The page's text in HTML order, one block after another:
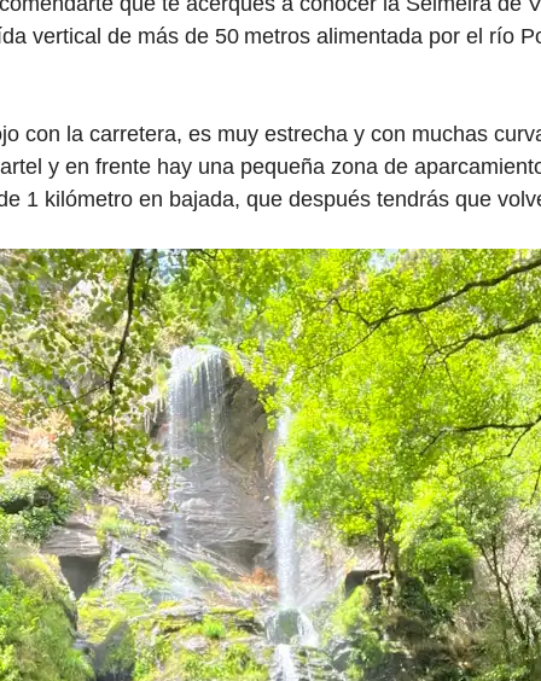
vertical de más de 50 metros alimentada por el río
con la carretera, es muy estrecha y con muchas
y en frente hay una pequeña zona de
1 kilómetro en bajada, que después tendrás que